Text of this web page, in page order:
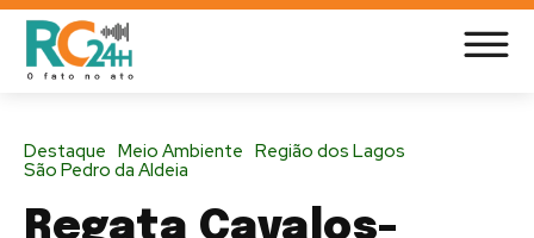
Destaque Meio Ambiente Região dos Lagos
São Pedro da Aldeia
Regata Cavalos-